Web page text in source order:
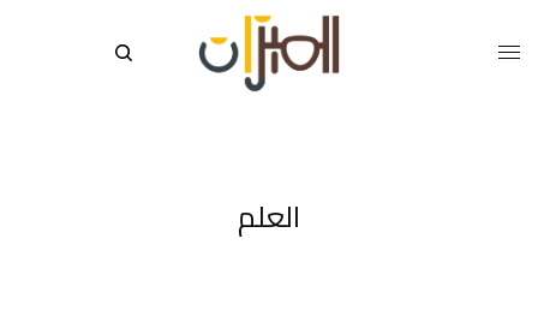
العلم